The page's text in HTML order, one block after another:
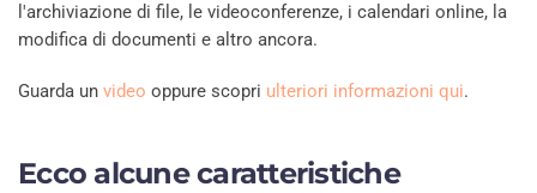
l'archiviazione di file, le videoconferenze, i calendari online, la
modifica di documenti e altro ancora.
Guarda un video oppure scopri ulteriori informazioni qui.
Ecco alcune caratteristiche